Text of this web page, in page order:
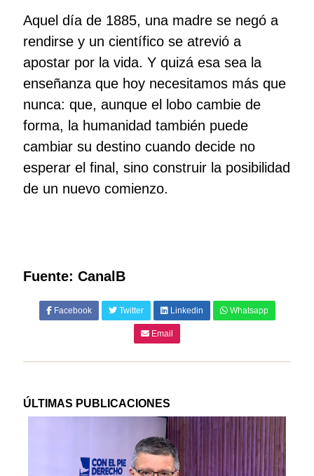
Aquel día de 1885, una madre se negó a
rendirse y un científico se atrevió a
apostar por la vida. Y quizá esa sea la
enseñanza que hoy necesitamos más que
nunca: que, aunque el lobo cambie de
forma, la humanidad también puede
cambiar su destino cuando decide no
esperar el final, sino construir la posibilidad
de un nuevo comienzo.
Fuente: CanalB
Facebook Twitter Linkedin Whatsapp
Email
ÚLTIMAS PUBLICACIONES